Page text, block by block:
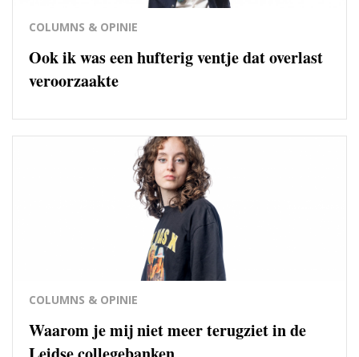
COLUMNS & OPINIE
Ook ik was een hufterig ventje dat overlast
veroorzaakte
COLUMNS & OPINIE
Waarom je mij niet meer terugziet in de